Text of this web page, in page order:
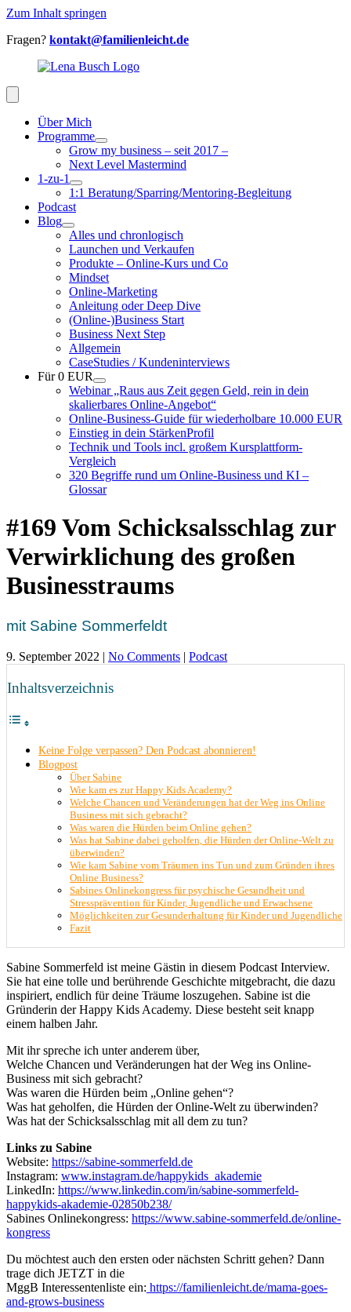
Zum Inhalt springen
Fragen? kontakt@familienleicht.de
Über Mich
Programme
Grow my business – seit 2017 –
Next Level Mastermind
1-zu-1
1:1 Beratung/Sparring/Mentoring-Begleitung
Podcast
Blog
Alles und chronlogisch
Launchen und Verkaufen
Produkte – Online-Kurs und Co
Mindset
Online-Marketing
Anleitung oder Deep Dive
(Online-)Business Start
Business Next Step
Allgemein
CaseStudies / Kundeninterviews
Für 0 EUR
Webinar „Raus aus Zeit gegen Geld, rein in dein
skalierbares Online-Angebot“
Online-Business-Guide für wiederholbare 10.000 EUR
Einstieg in dein StärkenProfil
Technik und Tools incl. großem Kursplattform-
Vergleich
320 Begriffe rund um Online-Business und KI –
Glossar
#169 Vom Schicksalsschlag zur
Verwirklichung des großen
Businesstraums
mit Sabine Sommerfeldt
9. September 2022 | No Comments | Podcast
Inhaltsverzeichnis
Keine Folge verpassen? Den Podcast abonnieren!
Blogpost
Über Sabine
Wie kam es zur Happy Kids Academy?
Welche Chancen und Veränderungen hat der Weg ins Online
Business mit sich gebracht?
Was waren die Hürden beim Online gehen?
Was hat Sabine dabei geholfen, die Hürden der Online-Welt zu
überwinden?
Wie kam Sabine vom Träumen ins Tun und zum Gründen ihres
Online Business?
Sabines Onlinekongress für psychische Gesundheit und
Stressprävention für Kinder, Jugendliche und Erwachsene
Möglichkeiten zur Gesunderhaltung für Kinder und Jugendliche
Fazit
Sabine Sommerfeld ist meine Gästin in diesem Podcast Interview.
Sie hat eine tolle und berührende Geschichte mitgebracht, die dazu
inspiriert, endlich für deine Träume loszugehen. Sabine ist die
Gründerin der Happy Kids Academy. Diese besteht seit knapp
einem halben Jahr.
Mit ihr spreche ich unter anderem über,
Welche Chancen und Veränderungen hat der Weg ins Online-
Business mit sich gebracht?
Was waren die Hürden beim „Online gehen“?
Was hat geholfen, die Hürden der Online-Welt zu überwinden?
Was hat der Schicksalsschlag mit all dem zu tun?
Links zu Sabine
Website: https://sabine-sommerfeld.de
Instagram: www.instagram.de/happykids_akademie
LinkedIn: https://www.linkedin.com/in/sabine-sommerfeld-
happykids-akademie-02850b238/
Sabines Onlinekongress: https://www.sabine-sommerfeld.de/online-
kongress
Du möchtest auch den ersten oder nächsten Schritt gehen? Dann
trage dich JETZT in die
MggB Interessentenliste ein: https://familienleicht.de/mama-goes-
and-grows-business